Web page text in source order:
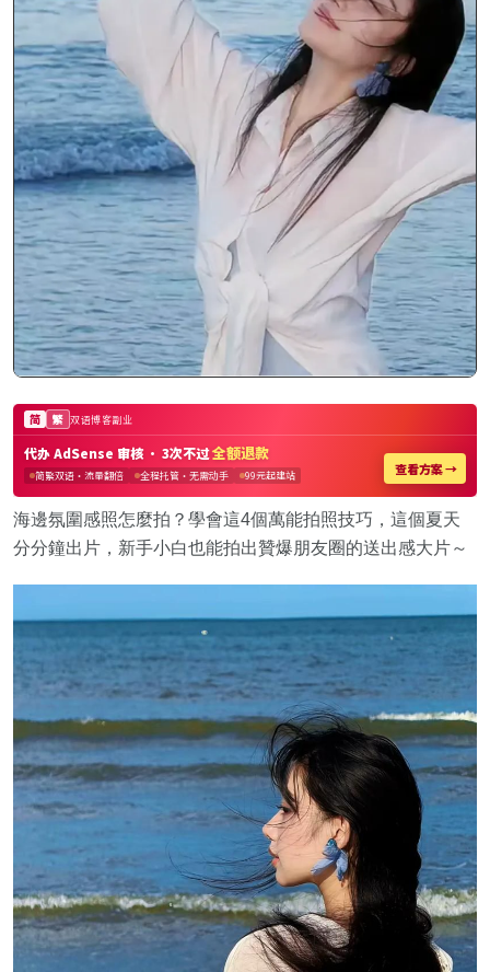
海邊氛圍感照怎麼拍？學會這4個萬能拍照技巧，這個夏天
分分鐘出片，新手小白也能拍出贊爆朋友圈的送出感大片～